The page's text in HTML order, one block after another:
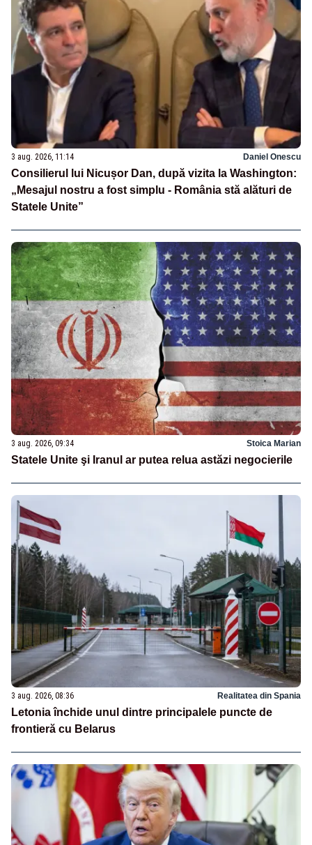
3 aug. 2026, 11:14 Daniel Onescu
Consilierul lui Nicușor Dan, după vizita la Washington:
„Mesajul nostru a fost simplu - România stă alături de
Statele Unite”
3 aug. 2026, 09:34 Stoica Marian
Statele Unite şi Iranul ar putea relua astăzi negocierile
3 aug. 2026, 08:36 Realitatea din Spania
Letonia închide unul dintre principalele puncte de
frontieră cu Belarus